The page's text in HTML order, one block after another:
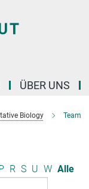
ÜBER UNS
Biology Team
R S U W Alle